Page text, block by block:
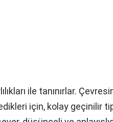
ile tanınırlar.
için, kolay geçinilir